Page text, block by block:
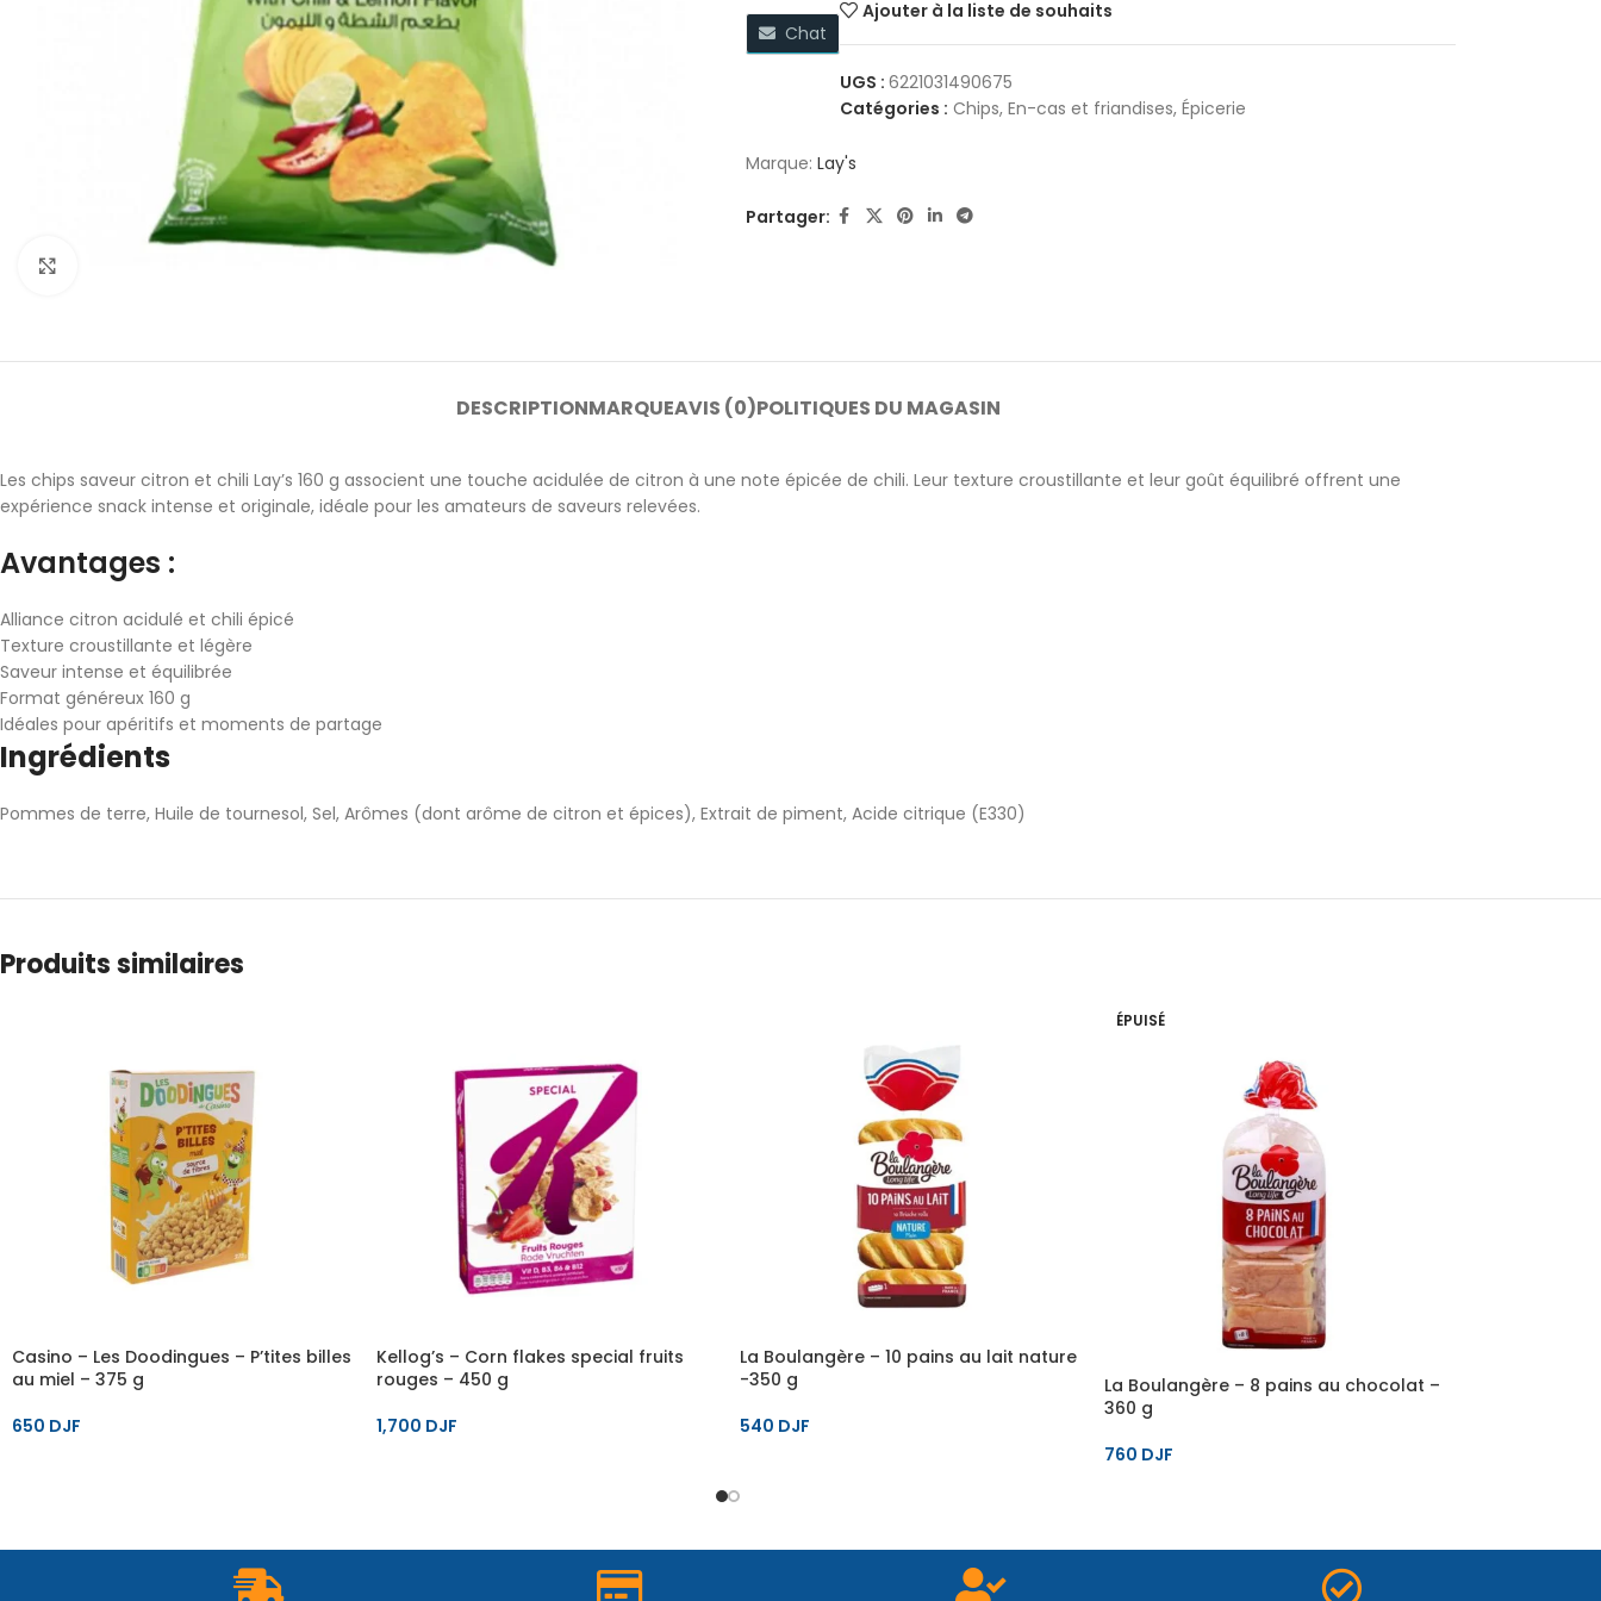
Ajouter à la liste de souhaits
Chat
UGS : 6221031490675
Catégories : Chips, En-cas et friandises, Épicerie
Marque: Lay's
Partager:
DESCRIPTIONMARQUEAVIS (0)POLITIQUES DU MAGASIN
Les chips saveur citron et chili Lay’s 160 g associent une touche acidulée de citron à une note épicée de chili. Leur texture croustillante et leur goût équilibré offrent une
expérience snack intense et originale, idéale pour les amateurs de saveurs relevées.
Avantages :
Alliance citron acidulé et chili épicé
Texture croustillante et légère
Saveur intense et équilibrée
Format généreux 160 g
Idéales pour apéritifs et moments de partage
Ingrédients
Pommes de terre, Huile de tournesol, Sel, Arômes (dont arôme de citron et épices), Extrait de piment, Acide citrique (E330)
Produits similaires
Casino – Les Doodingues – P’tites billes
au miel – 375 g
650 DJF
Kellog’s – Corn flakes special fruits
rouges – 450 g
1,700 DJF
La Boulangère – 10 pains au lait nature
-350 g
540 DJF
ÉPUISÉ
La Boulangère – 8 pains au chocolat –
360 g
760 DJF